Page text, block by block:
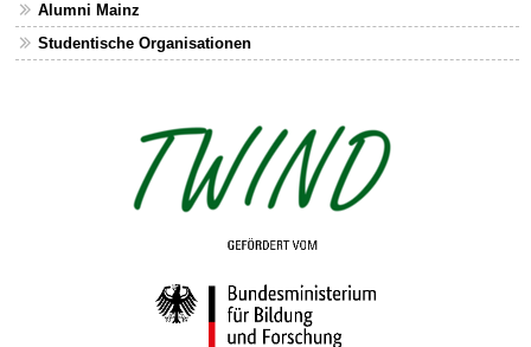
Alumni Mainz
Studentische Organisationen